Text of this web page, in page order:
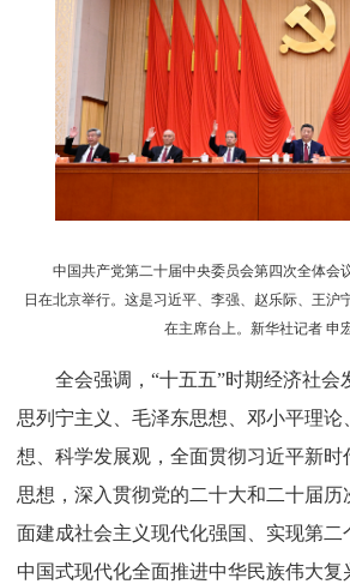
中国共产党第二十届中央委员会第四次全体会
日在北京举行。这是习近平、李强、赵乐际、王沪
在主席台上。新华社记者 申
全会强调，“十五五”时期经济社会
思列宁主义、毛泽东思想、邓小平理论
想、科学发展观，全面贯彻习近平新时
思想，深入贯彻党的二十大和二十届历
面建成社会主义现代化强国、实现第二
中国式现代化全面推进中华民族伟大复